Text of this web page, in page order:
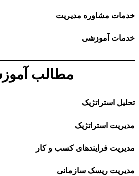
خدمات مشاوره مدیریت
خدمات آموزشی
مطالب
تحلیل استراتژیک
مدیریت استراتژیک
مدیریت فرایندهای کسب و کار
مدیریت ریسک سازمانی